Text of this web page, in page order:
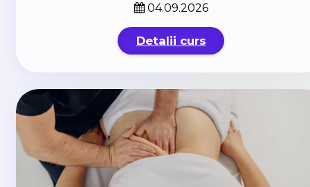
04.09.2026
Detalii curs